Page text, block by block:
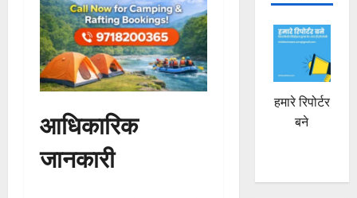
आधिकारिक
जानकारी
हमारे रिपोर्टर
बने